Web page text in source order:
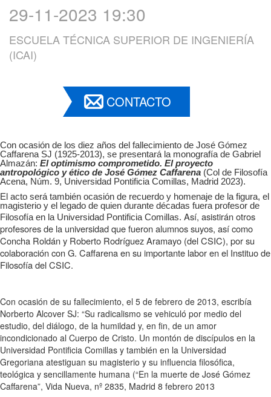
29-11-2023 19:30
ESCUELA TÉCNICA SUPERIOR DE INGENIERÍA
(ICAI)
CONTACTO
Con ocasión de los diez años del fallecimiento de José Gómez
Caffarena SJ (1925-2013), se presentará la monografía de Gabriel
Almazán: El optimismo comprometido. El proyecto
antropológico y ético de José Gómez Caffarena (Col de Filosofía
Acena, Núm. 9, Universidad Pontificia Comillas, Madrid 2023).
El acto será también ocasión de recuerdo y homenaje de la figura, el
magisterio y el legado de quien durante décadas fuera profesor de
Filosofía en la Universidad Pontificia Comillas. Así, asistirán otros
profesores de la universidad que fueron alumnos suyos, así como
Concha Roldán y Roberto Rodríguez Aramayo (del CSIC), por su
colaboración con G. Caffarena en su importante labor en el Instituo de
Filosofía del CSIC.
Con ocasión de su fallecimiento, el 5 de febrero de 2013, escribía
Norberto Alcover SJ: “Su radicalismo se vehiculó por medio del
estudio, del diálogo, de la humildad y, en fin, de un amor
incondicionado al Cuerpo de Cristo. Un montón de discípulos en la
Universidad Pontificia Comillas y también en la Universidad
Gregoriana atestiguan su magisterio y su influencia filosófica,
teológica y sencillamente humana (“En la muerte de José Gómez
Caffarena”, Vida Nueva, nº 2835, Madrid 8 febrero 2013